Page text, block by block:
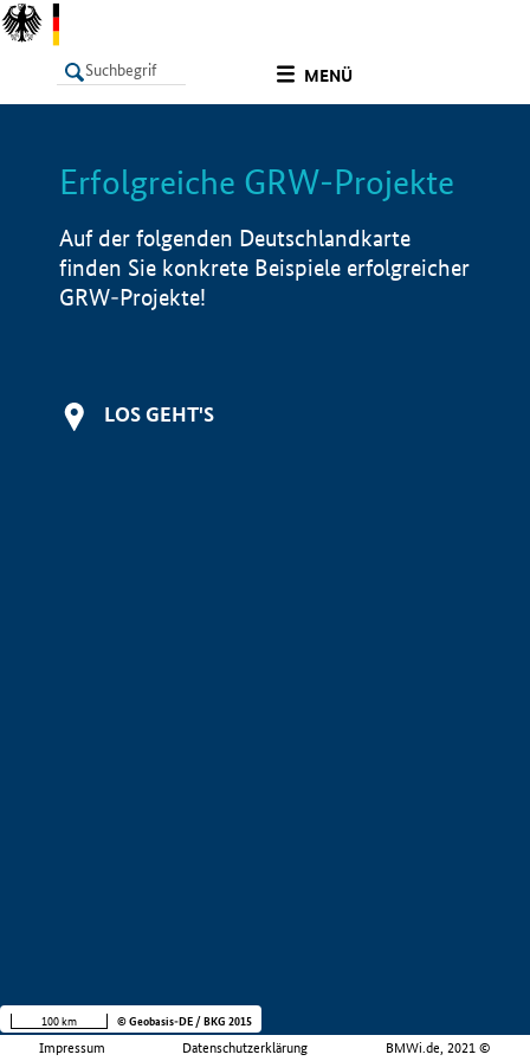
MENÜ
LISTE Info
Erfolgreiche GRW-Projekte
Auf der folgenden Deutschlandkarte
finden Sie konkrete Beispiele erfolgreicher
GRW-Projekte!
LOS GEHT'S
Impressum Datenschutzerklärung BMWi.de, 2021 ©
100 km © Geobasis-DE / BKG 2015